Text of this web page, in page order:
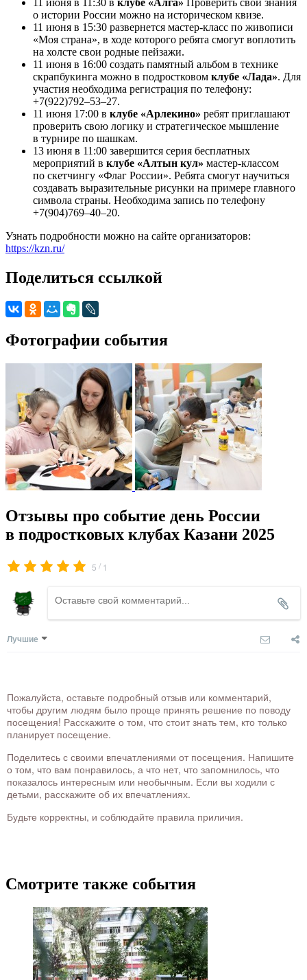
11 июня в 11:30 в клубе «Алга» Проверить свои знания
о истории России можно на историческом квизе.
11 июня в 15:30 развернется мастер-класс по живописи
«Моя страна», в ходе которого ребята смогут воплотить
на холсте свои родные пейзажи.
11 июня в 16:00 создать памятный альбом в технике
скрапбукинга можно в подростковом клубе «Лада». Для
участия необходима регистрация по телефону:
+7(922)792–53–27.
11 июня 17:00 в клубе «Арлекино» ребят приглашают
проверить свою логику и стратегическое мышление
в турнире по шашкам.
13 июня в 11:00 завершится серия бесплатных
мероприятий в клубе «Алтын кул» мастер-классом
по скетчингу «Флаг России». Ребята смогут научиться
создавать выразительные рисунки на примере главного
символа страны. Необходима запись по телефону
+7(904)769–40–20.
Узнать подробности можно на сайте организаторов:
https://kzn.ru/
Поделиться ссылкой
Фотографии события
Отзывы про событие день России
в подростковых клубах Казани 2025
5 / 1
Лучшие
Пожалуйста, оставьте подробный отзыв или комментарий,
чтобы другим людям было проще принять решение по поводу
посещения! Расскажите о том, что стоит знать тем, кто только
планирует посещение.
Поделитесь с своими впечатлениями от посещения. Напишите
о том, что вам понравилось, а что нет, что запомнилось, что
показалось интересным или необычным. Если вы ходили с
детьми, расскажите об их впечатлениях.
Будьте корректны, и соблюдайте правила приличия.
Смотрите также события